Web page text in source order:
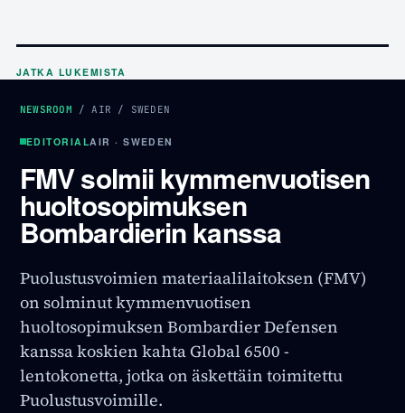
JATKA LUKEMISTA
NEWSROOM /AIR / SWEDEN
EDITORIALAIR · SWEDEN
FMV solmii kymmenvuotisen
huoltosopimuksen
Bombardierin kanssa
Puolustusvoimien materiaalilaitoksen (FMV)
on solminut kymmenvuotisen
huoltosopimuksen Bombardier Defensen
kanssa koskien kahta Global 6500 -
lentokonetta, jotka on äskettäin toimitettu
Puolustusvoimille.